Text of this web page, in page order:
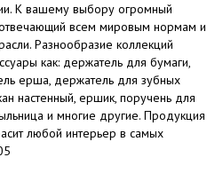
К вашему выбору огромный
всем мировым нормам и
Разнообразие коллекций
как: держатель для бумаги,
ерша, держатель для зубных
настенный, ершик, поручень для
и многие другие. Продукция
любой интерьер в самых